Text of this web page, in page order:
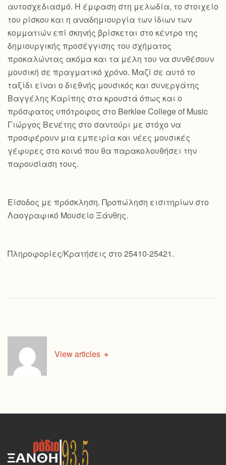
αυτοσχεδιασμό. Η έμφαση στη μελωδία, το στοιχείο
του ρίσκου και η αναδημιουργία των ίδιων των
κομματιών επί σκηνής βρίσκεται στο κέντρο της
δημιουργικής προσέγγισης του σχήματος
προκαλώντας ακόμα και τα μέλη του να συνθέσουν
μουσική σε πραγματικό χρόνο. Μαζί σε αυτό το
ταξίδι είναι ο διεθνής μουσικός και συνεργάτης
Βαγγέλης Καρίπης στα κρουστά όπως και ο
πρόσφατος υπότροφος στο Berklee College of Music
Γιώργος Βενέτης στο σαντούρι με στόχο να
προσφέρουν μια εμπειρία και νέες μουσικές
γέφυρες στο κοινό που θα παρακολουθήσει την
παρουσίαση τους.
Είσοδος με πρόσκληση. Προπώληση εισιτηρίων στο
Λαογραφικό Μουσείο Ξάνθης.
Πληροφορίες/Κρατήσεις στο 25410-25421.
View articles